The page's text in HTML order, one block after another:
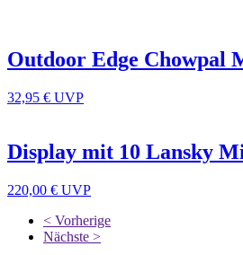
Outdoor Edge Chowpal
32,95 € UVP
Display mit 10 Lansky
220,00 € UVP
< Vorherige
Nächste >